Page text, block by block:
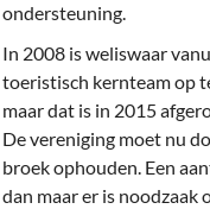
ondersteuning.
In 2008 is weliswaar
toeristisch kernteam op
maar dat is in 2015
De vereniging moet nu
broek ophouden. Een
dan maar er is noodzaak